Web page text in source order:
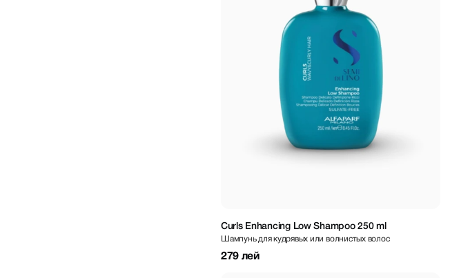
Curls Enhancing Low Shampoo 250 ml
Шампунь для кудрявых или волнистых волос
279 лей